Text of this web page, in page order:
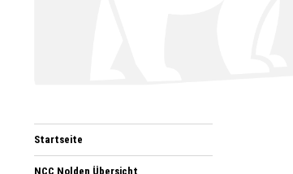
Startseite
NCC Nolden Übersicht